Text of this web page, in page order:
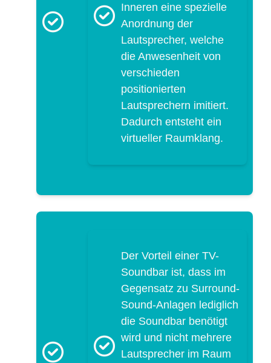
Inneren eine spezielle
Anordnung der
Lautsprecher, welche
die Anwesenheit von
verschieden
positionierten
Lautsprechern imitiert.
Dadurch entsteht ein
virtueller Raumklang.
Der Vorteil einer TV-
Soundbar ist, dass im
Gegensatz zu Surround-
Sound-Anlagen lediglich
die Soundbar benötigt
wird und nicht mehrere
Lautsprecher im Raum